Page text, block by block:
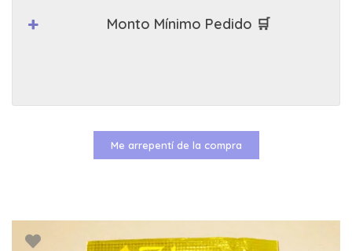
Monto Mínimo Pedido 🛒
Me arrepentí de la compra